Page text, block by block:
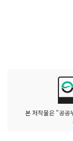
본 저작물은 "공공